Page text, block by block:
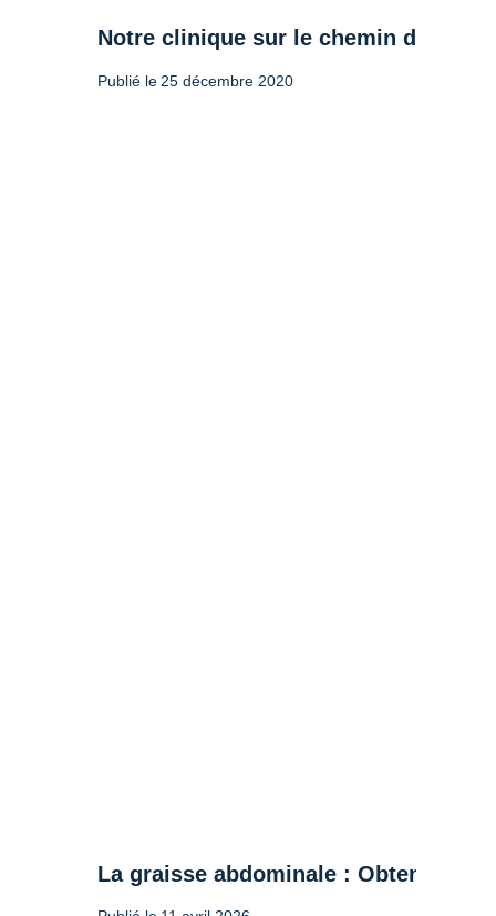
Notre clinique sur le chemin de
Publié le 25 décembre 2020
La graisse abdominale : Obtenir un